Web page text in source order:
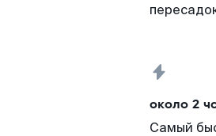
около 2
Самый